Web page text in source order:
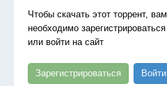
Чтобы скачать этот торрент, вам
необходимо зарегистрироваться
или войти на сайт
Зарегистрироваться Войти